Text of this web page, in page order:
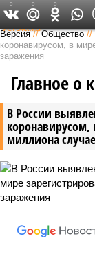
Версия //Общество //
коронавирусом, в
заражения
В России
коронавирусом,
миллиона
Главное о
0 0 0